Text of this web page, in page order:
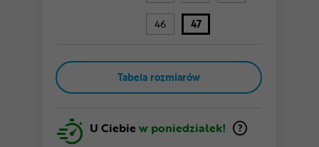
46 47
Tabela rozmiarów
U Ciebiew poniedziałek!